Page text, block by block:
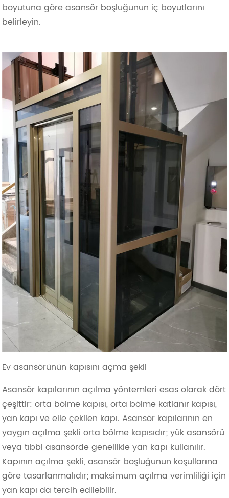
boyutuna göre asansör boşluğunun iç boyutlarını
belirleyin.
Ev asansörünün kapısını açma şekli
Asansör kapılarının açılma yöntemleri esas olarak dört
çeşittir: orta bölme kapısı, orta bölme katlanır kapısı,
yan kapı ve elle çekilen kapı. Asansör kapılarının en
yaygın açılma şekli orta bölme kapısıdır; yük asansörü
veya tıbbi asansörde genellikle yan kapı kullanılır.
Kapının açılma şekli, asansör boşluğunun koşullarına
göre tasarlanmalıdır; maksimum açılma verimliliği için
yan kapı da tercih edilebilir.